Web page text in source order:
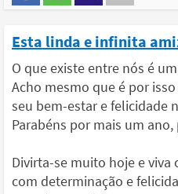
Esta linda e infinita
O que existe entre nós é
Acho mesmo que é por
seu bem-estar e felicidade
Parabéns por mais um ano,
Divirta-se muito hoje e
com determinação e